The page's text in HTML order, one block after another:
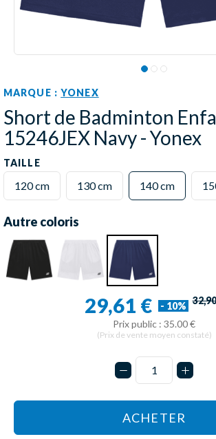
MARQUE :YONEX
Short de Badminton
15246JEX Navy - Yonex
TAILLE
120 cm 130 cm 140 cm
Autre coloris
29,61 € - 10%
Prix public : 35.00 €
(Prix de vente moyen constaté)
ACHETER